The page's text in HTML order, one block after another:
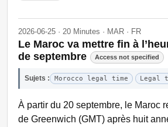
2026-06-25 · 20 Minutes · MAR · FR
Le Maroc va mettre fin à
de septembre
Access not specified
Sujets : Morocco legal time Legal
À partir du 20 septembre, le Maroc
de Greenwich (GMT) après huit